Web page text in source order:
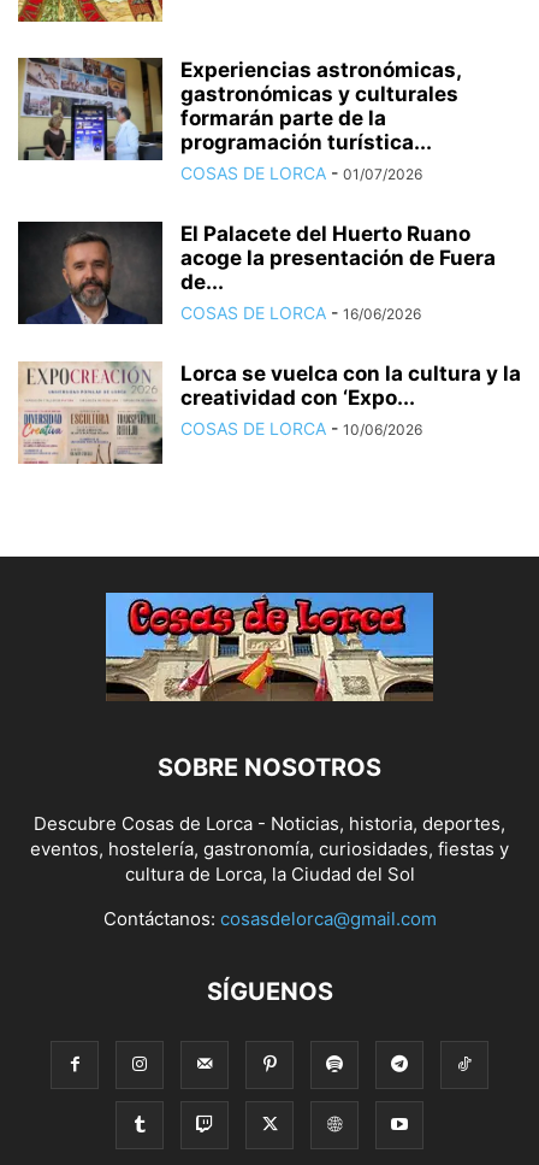
Experiencias astronómicas,
gastronómicas y culturales
formarán parte de la
programación turística...
COSAS DE LORCA - 01/07/2026
El Palacete del Huerto Ruano
acoge la presentación de Fuera
de...
COSAS DE LORCA - 16/06/2026
Lorca se vuelca con la cultura y la
creatividad con ‘Expo...
COSAS DE LORCA - 10/06/2026
SOBRE NOSOTROS
Descubre Cosas de Lorca - Noticias, historia, deportes,
eventos, hostelería, gastronomía, curiosidades, fiestas y
cultura de Lorca, la Ciudad del Sol
Contáctanos: cosasdelorca@gmail.com
SÍGUENOS